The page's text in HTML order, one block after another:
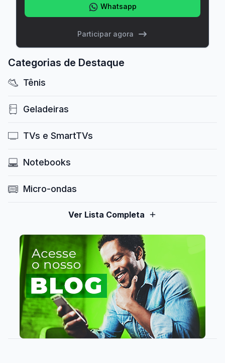
Whatsapp
Participar agora
Categorias de Destaque
Tênis
Geladeiras
TVs e SmartTVs
Notebooks
Micro-ondas
Ver Lista Completa